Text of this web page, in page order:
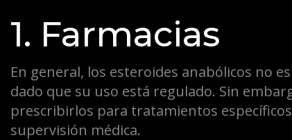
1. Farmacias
En general, los esteroides anabólicos no
dado que su uso está regulado. Sin
prescribirlos para tratamientos
supervisión médica.